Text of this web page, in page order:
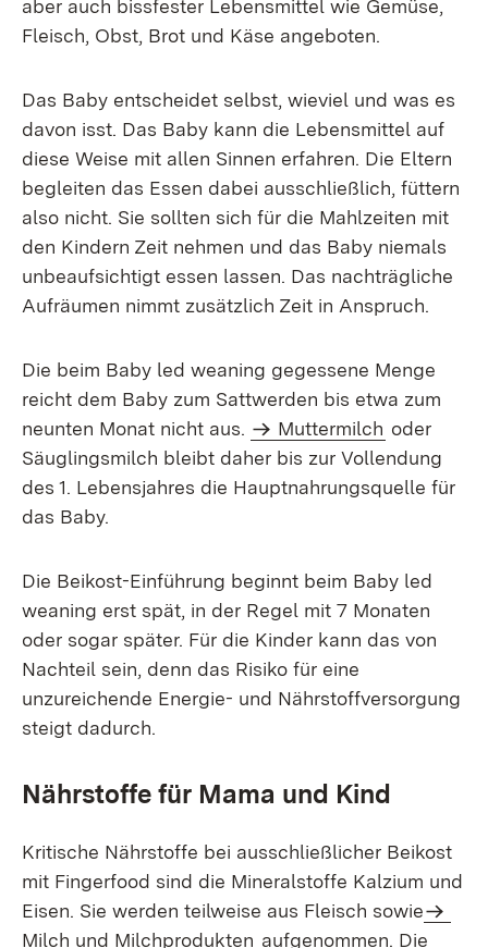
aber auch bissfester Lebensmittel wie Gemüse,
Fleisch, Obst, Brot und Käse angeboten.
Das Baby entscheidet selbst, wieviel und was es
davon isst. Das Baby kann die Lebensmittel auf
diese Weise mit allen Sinnen erfahren. Die Eltern
begleiten das Essen dabei ausschließlich, füttern
also nicht. Sie sollten sich für die Mahlzeiten mit
den Kindern Zeit nehmen und das Baby niemals
unbeaufsichtigt essen lassen. Das nachträgliche
Aufräumen nimmt zusätzlich Zeit in Anspruch.
Die beim Baby led weaning gegessene Menge
reicht dem Baby zum Sattwerden bis etwa zum
neunten Monat nicht aus.
Muttermilch oder
Säuglingsmilch bleibt daher bis zur Vollendung
des 1. Lebensjahres die Hauptnahrungsquelle für
das Baby.
Die Beikost-Einführung beginnt beim Baby led
weaning erst spät, in der Regel mit 7 Monaten
oder sogar später. Für die Kinder kann das von
Nachteil sein, denn das Risiko für eine
unzureichende Energie- und Nährstoffversorgung
steigt dadurch.
Nährstoffe für Mama und Kind
Kritische Nährstoffe bei ausschließlicher Beikost
mit Fingerfood sind die Mineralstoffe Kalzium und
Eisen. Sie werden teilweise aus Fleisch sowie
Milch und Milchprodukten aufgenommen. Die